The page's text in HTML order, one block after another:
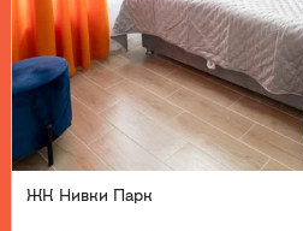
ЖК Нивки Парк